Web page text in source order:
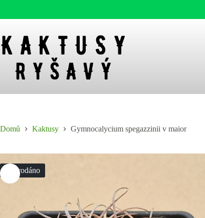
content
Domů Kaktusy Gymnocalycium spegazzinii v maior
Vyprodáno